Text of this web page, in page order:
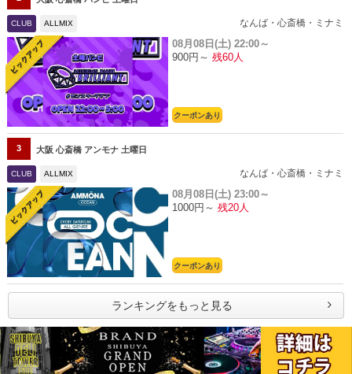
CLUB ALLMIX なんば・心斎橋・ミナミ
08月08日(土) 22:00～
900円～ 残60人
クーポンあり
3 大阪 心斎橋 アンモナ 土曜日
CLUB ALLMIX なんば・心斎橋・ミナミ
08月08日(土) 23:00～
1000円～ 残20人
クーポンあり
ランキングをもっと見る